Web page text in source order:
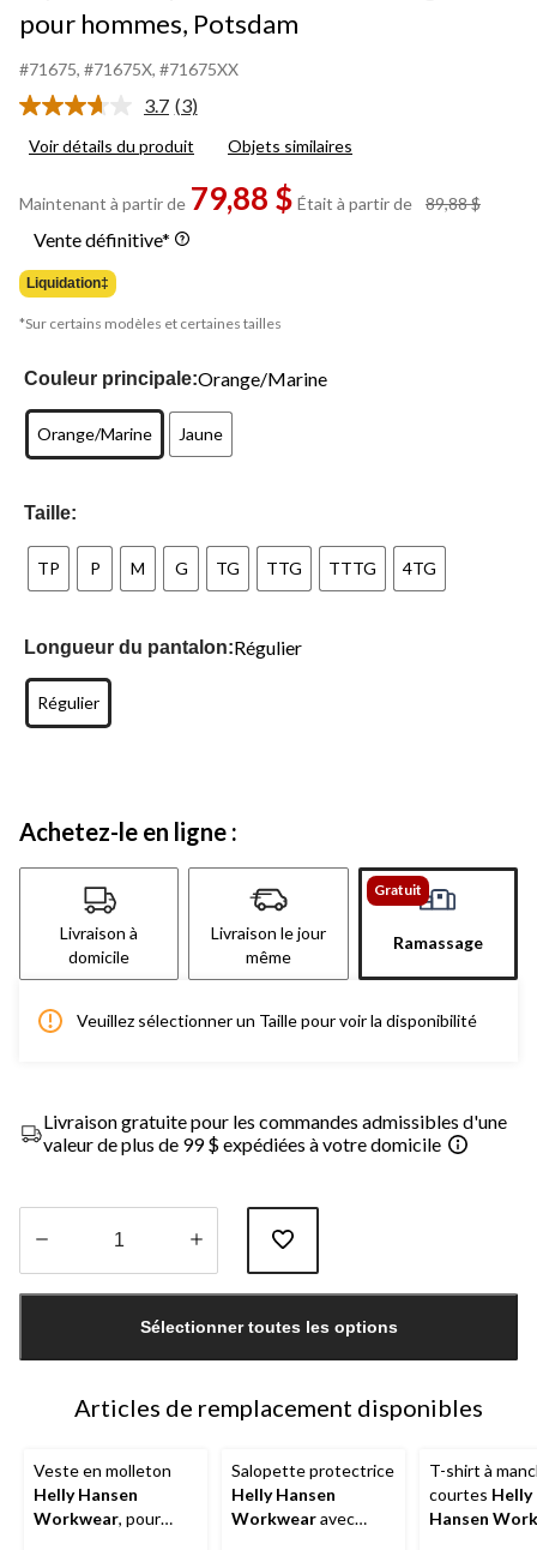
pour hommes, Potsdam
#71675, #71675X, #71675XX
3.7 Lire
3
Lien
vers
la
même
(3)
Voir détails du produit Objets similaires
Maintenant à partir de 79,88 $ Était à partir de 89,88 $
Vente définitive*
Liquidation‡
*Sur certains modèles et certaines tailles
Couleur principale:Orange/Marine
Orange/Marine Jaune
Taille:
TP P M G TG TTG TTTG 4TG
Longueur du pantalon:Régulier
Régulier
Achetez-le en ligne :
Livraison à
domicile
Livraison le jour
même
Gratuit
Ramassage
Veuillez sélectionner un Taille pour voir la disponibilité
Livraison gratuite pour les commandes admissibles d'une
valeur de plus de 99 $ expédiées à votre domicile
jour
Sélectionner toutes les options
Articles de remplacement disponibles
Veste en molleton
Helly Hansen
Workwear, pour
Salopette protectrice
Helly Hansen
Workwearavec
T-shirt à
courtes Helly
Hansen